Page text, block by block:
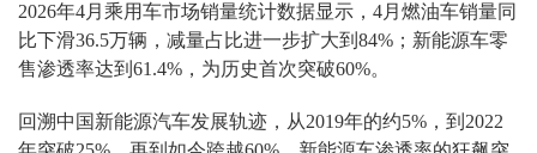
2026年4月乘用车市场销量统计数据显示，4月燃油车销量同
比下滑36.5万辆，减量占比进一步扩大到84%；新能源车零
售渗透率达到61.4%，为历史首次突破60%。
回溯中国新能源汽车发展轨迹，从2019年的约5%，到2022